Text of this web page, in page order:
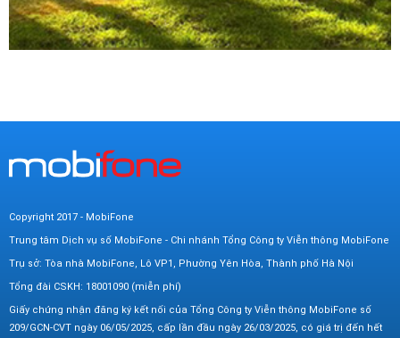
Copyright 2017 - MobiFone
Trung tâm Dịch vụ số MobiFone - Chi nhánh Tổng Công ty Viễn thông MobiFone
Trụ sở: Tòa nhà MobiFone, Lô VP1, Phường Yên Hòa, Thành phố Hà Nội
Tổng đài CSKH: 18001090 (miễn phí)
Giấy chứng nhận đăng ký kết nối của Tổng Công ty Viễn thông MobiFone số
209/GCN-CVT ngày 06/05/2025, cấp lần đầu ngày 26/03/2025, có giá trị đến hết